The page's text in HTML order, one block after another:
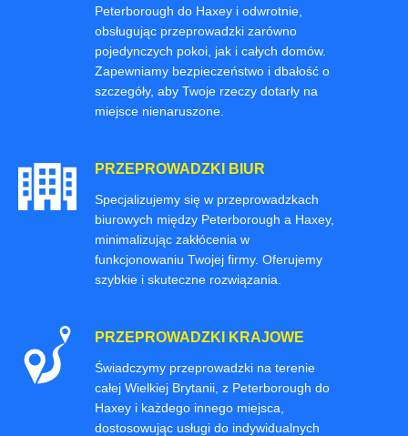
Peterborough do Haxey i odwrotnie,
obsługując przeprowadzki zarówno
pojedynczych pokoi, jak i całych domów.
Zapewniamy bezpieczeństwo i dbałość o
szczegóły, aby Twoje rzeczy dotarły na
miejsce nienaruszone.
PRZEPROWADZKI BIUR
Specjalizujemy się w przeprowadzkach
biurowych między Peterborough a Haxey,
minimalizując zakłócenia w
funkcjonowaniu Twojej firmy. Oferujemy
szybkie i skuteczne rozwiązania.
PRZEPROWADZKI KRAJOWE
Świadczymy przeprowadzki na terenie
całej Wielkiej Brytanii, z Peterborough do
Haxey i każdego innego miejsca,
dostosowując usługi do indywidualnych